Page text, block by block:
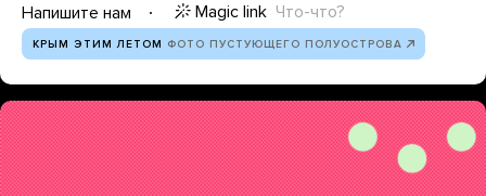
Напишите нам
Magic link Что-что?
КРЫМ ЭТИМ ЛЕТОМ ФОТО ПУСТУЮЩЕГО ПОЛУОСТРОВА